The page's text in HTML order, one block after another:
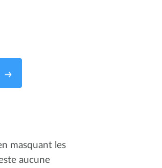
masquant les
aucune